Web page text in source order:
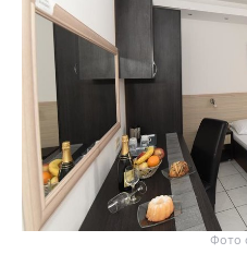
Фото